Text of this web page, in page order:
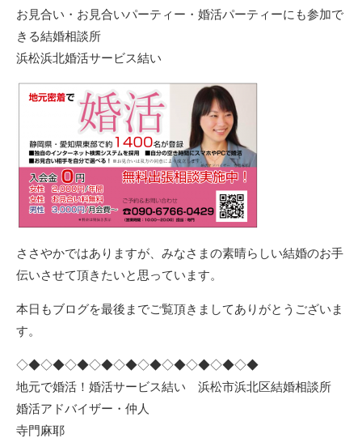
お見合い・お見合いパーティー・婚活パーティーにも参加で
きる結婚相談所
浜松浜北婚活サービス結い
ささやかではありますが、みなさまの素晴らしい結婚のお手
伝いさせて頂きたいと思っています。
本日もブログを最後までご覧頂きましてありがとうございま
す。
◇◆◇◆◇◆◇◆◇◆◇◆◇◆◇◆◇◆◇◆
地元で婚活！婚活サービス結い 浜松市浜北区結婚相談所
婚活アドバイザー・仲人
寺門麻耶